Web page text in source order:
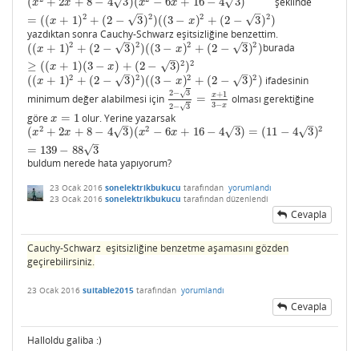
x x x x
= ((x + 1)2 + (2 − 3
–
√ )2)((3 − x)2 + (2 − 3
–
√ )2 )
(x2+ 2x +8− 43 )(x2− 6x+16−43 )=( (x+ 1)2 +(2 −3 )2)((3− −3)2)
yazdıktan sonra Cauchy-Schwarz eşitsizliğine benzettim.
((x + 1)2 + (2 − 3
–
√ )2 )((3 − x)2 + (2 − 3
–
√ )2 )
≥ ((x + 1)(3 − x) + (2 − 3
–
√ )2)2
((x+ 1)2 +(2 −3) 2)( 3− x)2+(2−3)2 )≥( (x+1 )(3 −x) +(2 −3)2)2burada
((x + 1)2 + (2 − 3
–
√ )2 )((3 − x)2 + (2 − 3
–
√ )2 )
((x+ 1)2 +(2 −3) 2)( 3− x)2+(2−3)2 )
ifadesinin
minimum değer alabilmesi için 2− 3
√
2− 3
√
= x+1
3−x
2−32− 3= +13 −x
olması gerektiğine
göre x = 1
x= 1
olur. Yerine yazarsak
(x2 + 2x + 8 − 4 3
–
√ )(x2 − 6x + 16 − 4 3
–
√ ) = (11 − 4 3
–
√ )2
= 139 − 88 3
–
√
(x2+ 2x +8− 43 )(x2− 6x+16−43 )=( 11− 43 )2= 139−883
buldum nerede hata yapıyorum?
23 Ocak 2016 sonelektrikbukucu tarafından yorumlandı
23 Ocak 2016 sonelektrikbukucu tarafından düzenlendi
Cevapla
Cauchy-Schwarz eşitsizliğine benzetme aşamasını gözden
geçirebilirsiniz.
23 Ocak 2016 suitable2015 tarafından yorumlandı
Cevapla
Halloldu galiba :)